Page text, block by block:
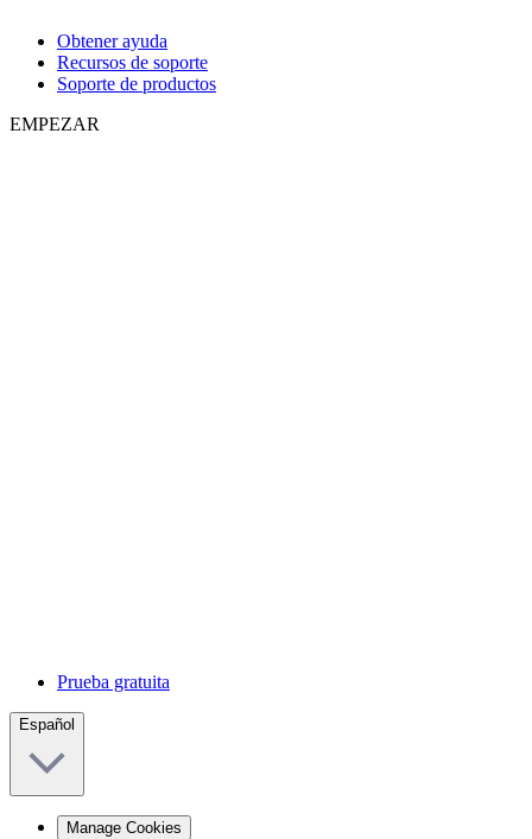
Obtener ayuda
Recursos de soporte
Soporte de productos
EMPEZAR
Prueba gratuita
Español
Manage Cookies